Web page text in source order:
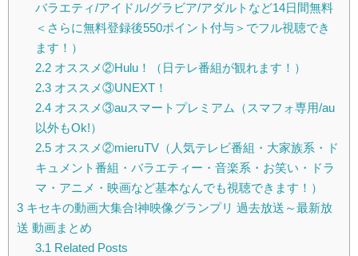
バラエティ/アイドル/グラビア/アダルトなど14日間無料
＜さらに無料登録後550ポイント付与＞でフル視聴でき
ます！）
2.2オススメ②Hulu！（日テレ番組が観れます！）
2.3オススメ③UNEXT！
2.4オススメ③auスマートプレミアム（スマフォ専用/au
以外もOk!）
2.5オススメ②mieruTV（人気テレビ番組・大家族系・ド
キュメント番組・バラエティー・音楽系・お笑い・ドラ
マ・アニメ・映画など基本なんでも視聴できます！）
3 キセキの動画大集合!神映像グランプリ 過去放送～最新放
送 動画まとめ
3.1 Related Posts